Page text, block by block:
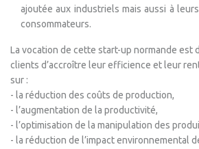
ajoutée aux industriels mais aussi à
consommateurs.
La vocation de cette start-up normande est
clients d’accroître leur efficience et leur
sur :
- la réduction des coûts de production,
- l’augmentation de la productivité,
- l’optimisation de la manipulation des
- la réduction de l’impact environnemental